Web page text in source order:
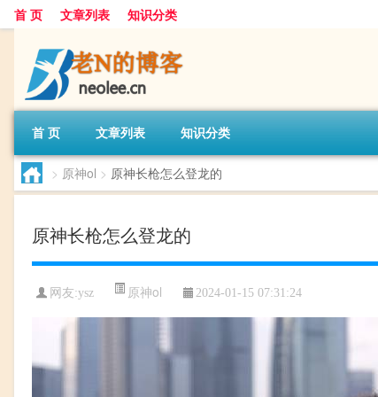
首 页 文章列表 知识分类
首 页 文章列表 知识分类
> 原神ol > 原神长枪怎么登龙的
原神长枪怎么登龙的
网友:ysz 原神ol 2024-01-15 07:31:24